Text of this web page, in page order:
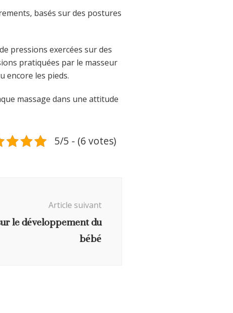
basés sur des postures
pressions exercées sur des
pratiquées par le masseur
encore les pieds.
massage dans une attitude
5/5 - (6 votes)
Article suivant
le développement du
bébé